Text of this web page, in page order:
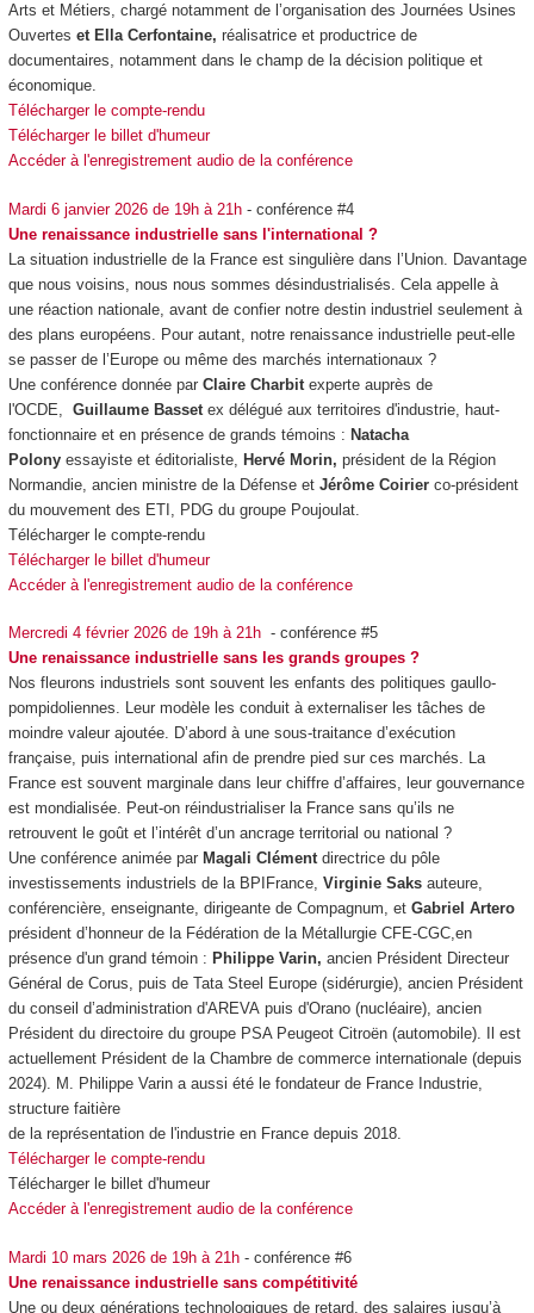
Arts et Métiers, chargé notamment de l’organisation des Journées Usines
Ouvertes et Ella Cerfontaine, réalisatrice et productrice de
documentaires, notamment dans le champ de la décision politique et
économique.
Télécharger le compte-rendu
Télécharger le billet d'humeur
Accéder à l'enregistrement audio de la conférence
Mardi 6 janvier 2026 de 19h à 21h - conférence #4
Une renaissance industrielle sans l'international ?
La situation industrielle de la France est singulière dans l’Union. Davantage
que nous voisins, nous nous sommes désindustrialisés. Cela appelle à
une réaction nationale, avant de confier notre destin industriel seulement à
des plans européens. Pour autant, notre renaissance industrielle peut-elle
se passer de l’Europe ou même des marchés internationaux ?
Une conférence donnée par Claire Charbitexperte auprès de
l'OCDE, Guillaume Bassetex délégué aux territoires d'industrie, haut-
fonctionnaire et en présence de grands témoins : Natacha
Polony essayiste et éditorialiste, Hervé Morin, président de la Région
Normandie, ancien ministre de la Défense etJérôme Coirierco-président
du mouvement des ETI, PDG du groupe Poujoulat.
Télécharger le compte-rendu
Télécharger le billet d'humeur
Accéder à l'enregistrement audio de la conférence
Mercredi 4 février 2026 de 19h à 21h - conférence #5
Une renaissance industrielle sans les grands groupes ?
Nos fleurons industriels sont souvent les enfants des politiques gaullo-
pompidoliennes. Leur modèle les conduit à externaliser les tâches de
moindre valeur ajoutée. D’abord à une sous-traitance d’exécution
française, puis international afin de prendre pied sur ces marchés. La
France est souvent marginale dans leur chiffre d’affaires, leur gouvernance
est mondialisée. Peut-on réindustrialiser la France sans qu’ils ne
retrouvent le goût et l’intérêt d’un ancrage territorial ou national ?
Une conférence animée par Magali Clément directrice du pôle
investissements industriels de la BPIFrance, Virginie Saksauteure,
conférencière, enseignante, dirigeante de Compagnum, et Gabriel Artero
président d’honneur de la Fédération de la Métallurgie CFE-CGC,en
présence d'un grand témoin : Philippe Varin, ancien Président Directeur
Général de Corus, puis de Tata Steel Europe (sidérurgie), ancien Président
du conseil d’administration d'AREVA puis d'Orano (nucléaire), ancien
Président du directoire du groupe PSA Peugeot Citroën (automobile). Il est
actuellement Président de la Chambre de commerce internationale (depuis
2024). M. Philippe Varin a aussi été le fondateur de France Industrie,
structure faitière
de la représentation de l'industrie en France depuis 2018.
Télécharger le compte-rendu
Télécharger le billet d'humeur
Accéder à l'enregistrement audio de la conférence
Mardi 10 mars 2026 de 19h à 21h- conférence #6
Une renaissance industrielle sans compétitivité
Une ou deux générations technologiques de retard, des salaires jusqu’à